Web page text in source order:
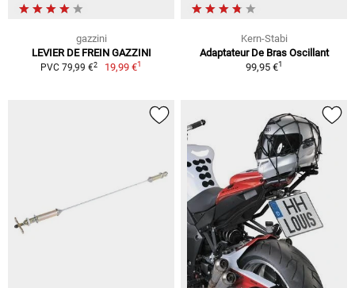
gazzini
LEVIER DE FREIN GAZZINI
PVC 79,99 €2 19,99 €1
Kern-Stabi
Adaptateur De Bras Oscillant
99,95 €1